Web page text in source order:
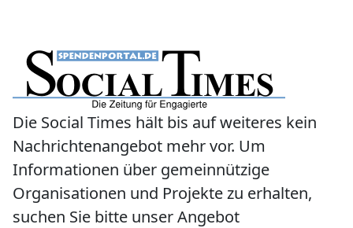
Die Social Times hält bis auf weiteres kein
Nachrichtenangebot mehr vor. Um
Informationen über gemeinnützige
Organisationen und Projekte zu erhalten,
suchen Sie bitte unser Angebot